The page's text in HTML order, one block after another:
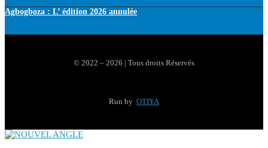
Agbogboza : L’ édition 2026 annulée
© 2022 – 2026 | Tous droits Réservés
Run by OTIYA